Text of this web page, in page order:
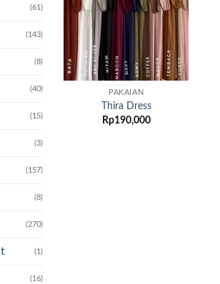
(61)
(143)
(8)
(40)
(15)
(3)
(157)
(8)
(270)
(1)
(16)
wishlist
PAKAIAN
Thira Dress
Rp190,000